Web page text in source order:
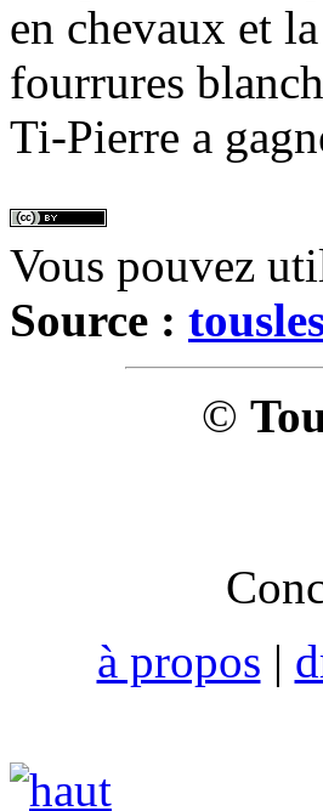
en chevaux et
fourrures
Ti-Pierre a
Vous pouvez
Source :
©
à propos |